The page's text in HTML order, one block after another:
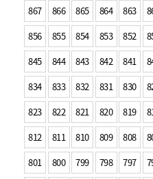
867
866 865 864 863
856
855 854 853 852
845
844 843 842 841
834
833 832 831 830
823
822 821 820 819
812
811 810 809 808
801
800 799 798 797